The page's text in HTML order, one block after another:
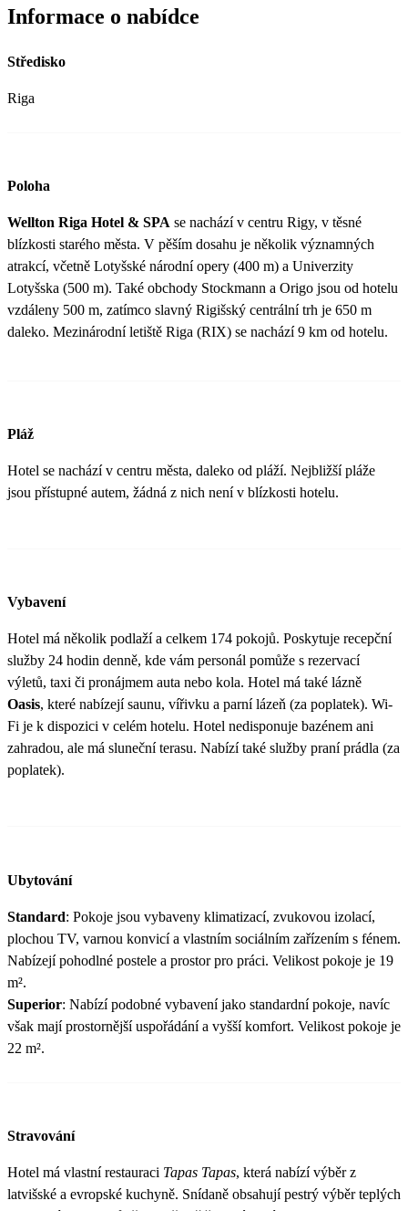
Informace o nabídce
Středisko
Riga
Poloha
Wellton Riga Hotel & SPA se nachází v centru Rigy, v těsné
blízkosti starého města. V pěším dosahu je několik významných
atrakcí, včetně Lotyšské národní opery (400 m) a Univerzity
Lotyšska (500 m). Také obchody Stockmann a Origo jsou od hotelu
vzdáleny 500 m, zatímco slavný Rigišský centrální trh je 650 m
daleko. Mezinárodní letiště Riga (RIX) se nachází 9 km od hotelu.
Pláž
Hotel se nachází v centru města, daleko od pláží. Nejbližší pláže
jsou přístupné autem, žádná z nich není v blízkosti hotelu.
Vybavení
Hotel má několik podlaží a celkem 174 pokojů. Poskytuje recepční
služby 24 hodin denně, kde vám personál pomůže s rezervací
výletů, taxi či pronájmem auta nebo kola. Hotel má také lázně
Oasis, které nabízejí saunu, vířivku a parní lázeň (za poplatek). Wi-
Fi je k dispozici v celém hotelu. Hotel nedisponuje bazénem ani
zahradou, ale má sluneční terasu. Nabízí také služby praní prádla (za
poplatek).
Ubytování
Standard: Pokoje jsou vybaveny klimatizací, zvukovou izolací,
plochou TV, varnou konvicí a vlastním sociálním zařízením s fénem.
Nabízejí pohodlné postele a prostor pro práci. Velikost pokoje je 19
m².
Superior: Nabízí podobné vybavení jako standardní pokoje, navíc
však mají prostornější uspořádání a vyšší komfort. Velikost pokoje je
22 m².
Stravování
Hotel má vlastní restauraci Tapas Tapas, která nabízí výběr z
latvišské a evropské kuchyně. Snídaně obsahují pestrý výběr teplých